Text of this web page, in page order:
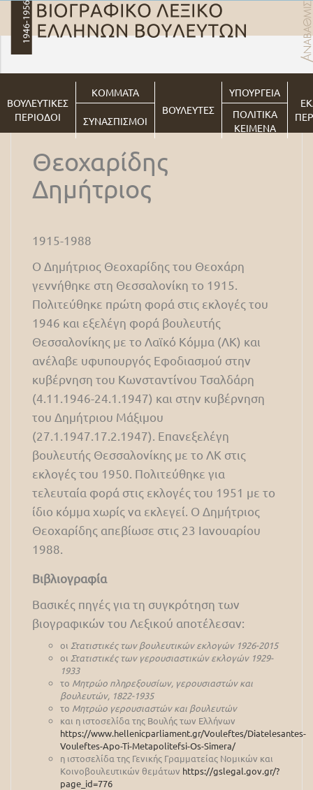
ΒΟΥΛΕΥΤΙΚΕΣ
ΠΕΡΙΟΔΟΙ
ΚΟΜΜΑΤΑ
ΒΟΥΛΕΥΤΕΣ
ΥΠΟΥΡΓΕΙΑ
ΣΥΝΑΣΠΙΣΜΟΙ
ΠΟΛΙΤΙΚΑ
ΚΕΙΜΕΝΑ
Θεοχαρίδης
Δημήτριος
1915-1988
Ο Δημήτριος Θεοχαρίδης του Θεοχάρη
γεννήθηκε στη Θεσσαλονίκη το 1915.
Πολιτεύθηκε πρώτη φορά στις εκλογές του
1946 και εξελέγη φορά βουλευτής
Θεσσαλονίκης με το Λαϊκό Κόμμα (ΛΚ) και
ανέλαβε υφυπουργός Εφοδιασμού στην
κυβέρνηση του Κωνσταντίνου Τσαλδάρη
(4.11.1946-24.1.1947) και στην κυβέρνηση
του Δημήτριου Μάξιμου
(27.1.1947.17.2.1947). Επανεξελέγη
βουλευτής Θεσσαλονίκης με το ΛΚ στις
εκλογές του 1950. Πολιτεύθηκε για
τελευταία φορά στις εκλογές του 1951 με το
ίδιο κόμμα χωρίς να εκλεγεί. Ο Δημήτριος
Θεοχαρίδης απεβίωσε στις 23 Ιανουαρίου
1988.
Βιβλιογραφία
Βασικές πηγές για τη συγκρότηση των
βιογραφικών του Λεξικού αποτέλεσαν:
οι Στατιστικές των βουλευτικών εκλογών 1926-2015
οι Στατιστικές των γερουσιαστικών εκλογών 1929-
1933
το Μητρώο πληρεξουσίων, γερουσιαστών και
βουλευτών, 1822-1935
το Μητρώο γερουσιαστών και βουλευτών
και η ιστοσελίδα της Βουλής των Ελλήνων
https://www.hellenicparliament.gr/Vouleftes/Diatelesantes-
Vouleftes-Apo-Ti-Metapolitefsi-Os-Simera/
η ιστοσελίδα της Γενικής Γραμματείας Νομικών και
Κοινοβουλευτικών θεμάτων https://gslegal.gov.gr/?
page_id=776